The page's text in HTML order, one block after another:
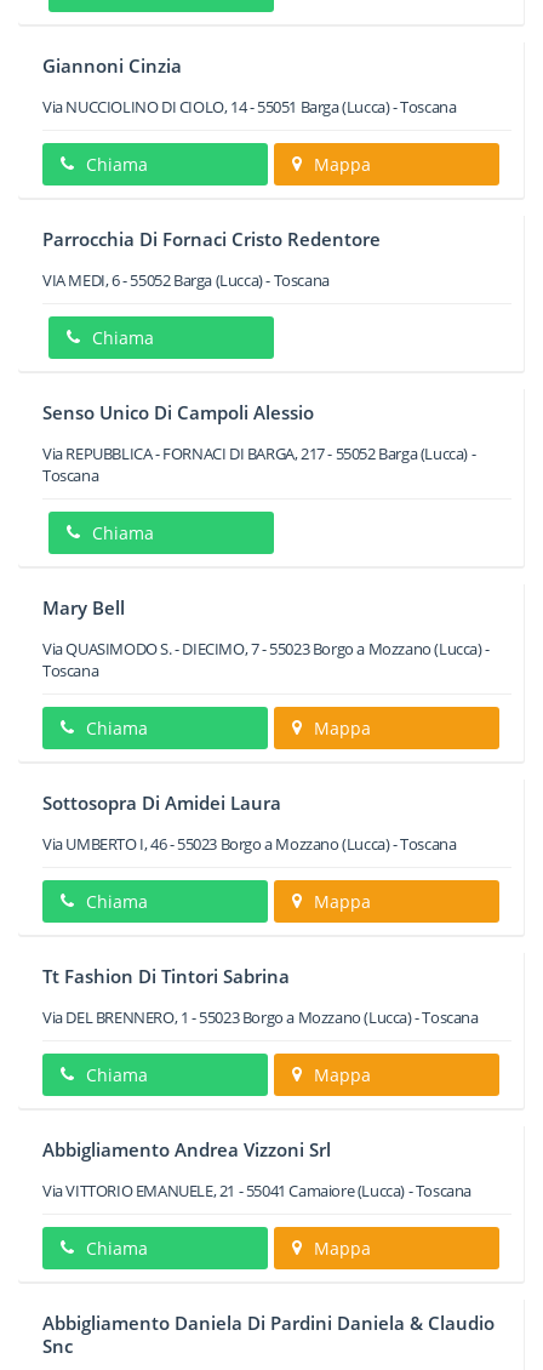
Giannoni Cinzia
Via NUCCIOLINO DI CIOLO, 14-55051 Barga(Lucca) -Toscana
Chiama Mappa
Parrocchia Di Fornaci Cristo Redentore
VIA MEDI, 6-55052Barga(Lucca) -Toscana
Chiama
Senso Unico Di Campoli Alessio
Via REPUBBLICA - FORNACI DI BARGA, 217- 55052Barga(Lucca) -
Toscana
Chiama
Mary Bell
Via QUASIMODO S. - DIECIMO, 7-55023 Borgo a Mozzano(Lucca) -
Toscana
Chiama Mappa
Sottosopra Di Amidei Laura
Via UMBERTO I, 46-55023 Borgo a Mozzano(Lucca) -Toscana
Chiama Mappa
Tt Fashion Di Tintori Sabrina
Via DEL BRENNERO, 1 -55023 Borgo a Mozzano(Lucca) -Toscana
Chiama Mappa
Abbigliamento Andrea Vizzoni Srl
Via VITTORIO EMANUELE, 21 -55041 Camaiore(Lucca) -Toscana
Chiama Mappa
Abbigliamento Daniela Di Pardini Daniela & Claudio
Snc